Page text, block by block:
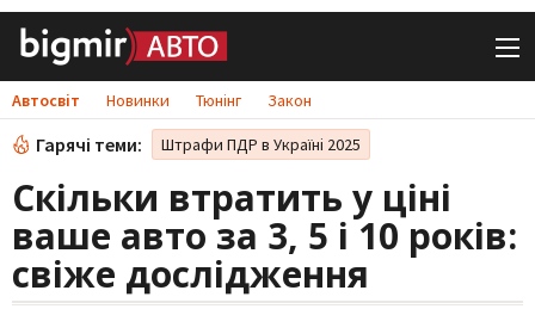
Автосвіт Новинки Тюнінг Закон
Гарячі теми: Штрафи ПДР в Україні 2025
Скільки втратить у ціні
ваше авто за 3, 5 і 10 років:
свіже дослідження